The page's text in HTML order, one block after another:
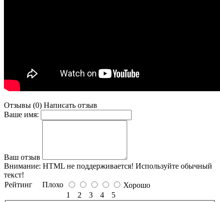
Отзывы (0) Написать отзыв
Ваше имя:
Ваш отзыв
Внимание: HTML не поддерживается! Используйте обычный
текст!
Рейтинг Плохо
Хорошо
1
2 3 4 5